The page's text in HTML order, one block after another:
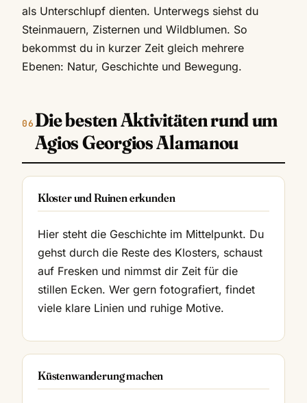
als Unterschlupf dienten. Unterwegs siehst du
Steinmauern, Zisternen und Wildblumen. So
bekommst du in kurzer Zeit gleich mehrere
Ebenen: Natur, Geschichte und Bewegung.
Die besten Aktivitäten rund um
Agios Georgios Alamanou
Kloster und Ruinen erkunden
Hier steht die Geschichte im Mittelpunkt. Du
gehst durch die Reste des Klosters, schaust
auf Fresken und nimmst dir Zeit für die
stillen Ecken. Wer gern fotografiert, findet
viele klare Linien und ruhige Motive.
Küstenwanderung machen